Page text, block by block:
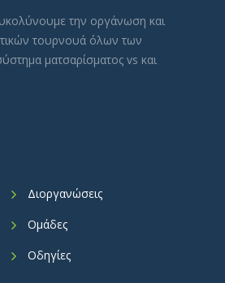
την οργάνωση και
τουρνουά όλων των
ματσαρίσματος vs και
Διοργανώσεις
Ομάδες
Οδηγίες